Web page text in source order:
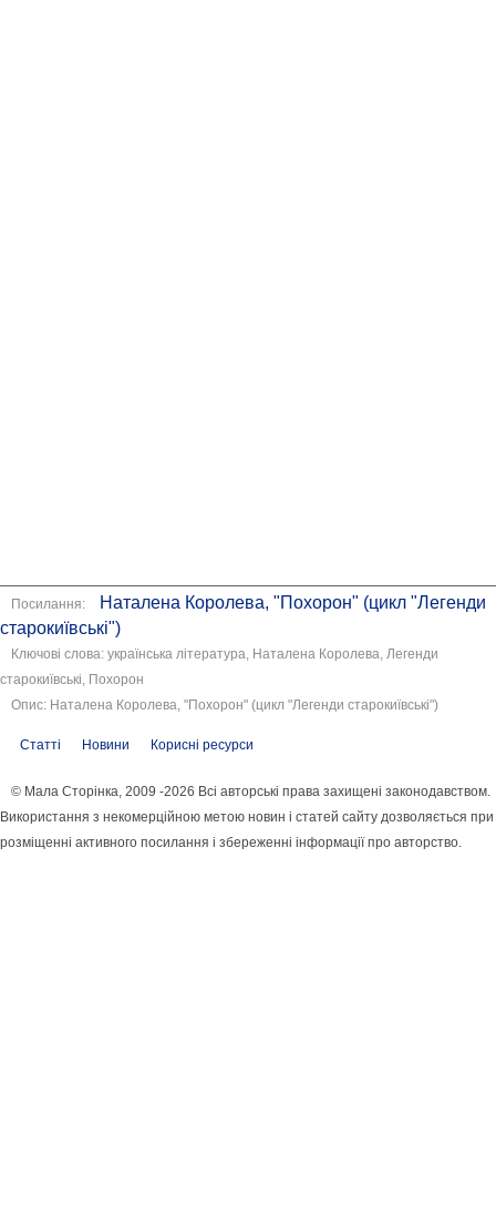
Посилання:
Наталена Королева, "Похорон" (цикл "Легенди
старокиївські")
Ключові слова: українська література, Наталена Королева, Легенди
старокиївські, Похорон
Опис: Наталена Королева, "Похорон" (цикл "Легенди старокиївські")
Статті Новини Корисні ресурси
© Мала Сторінка, 2009 -2026 Всі авторські права захищені законодавством.
Використання з некомерційною метою новин і статей сайту дозволяється при
розміщенні активного посилання і збереженні інформації про авторство.